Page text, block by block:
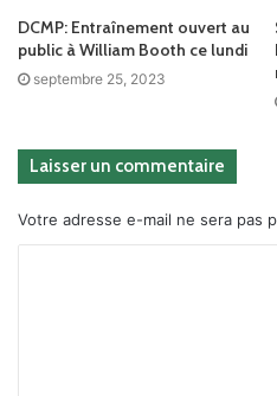
DCMP: Entraînement ouvert au
public à William Booth ce lundi
septembre 25, 2023
Laisser un commentaire
Votre adresse e-mail ne sera pas